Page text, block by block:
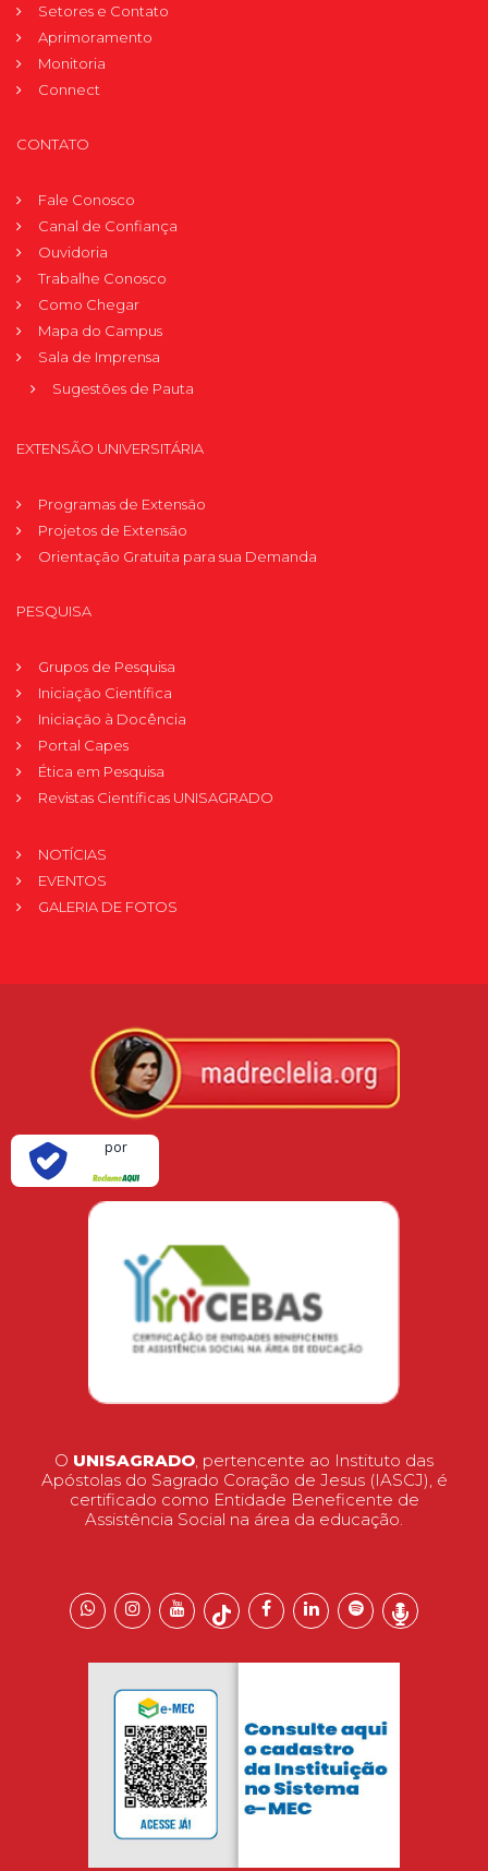
Setores e Contato
Aprimoramento
Monitoria
Connect
CONTATO
Fale Conosco
Canal de Confiança
Ouvidoria
Trabalhe Conosco
Como Chegar
Mapa do Campus
Sala de Imprensa
Sugestões de Pauta
EXTENSÃO UNIVERSITÁRIA
Programas de Extensão
Projetos de Extensão
Orientação Gratuita para sua Demanda
PESQUISA
Grupos de Pesquisa
Iniciação Científica
Iniciação à Docência
Portal Capes
Ética em Pesquisa
Revistas Científicas UNISAGRADO
NOTÍCIAS
EVENTOS
GALERIA DE FOTOS
por
O UNISAGRADO, pertencente ao Instituto das
Apóstolas do Sagrado Coração de Jesus (IASCJ), é
certificado como Entidade Beneficente de
Assistência Social na área da educação.